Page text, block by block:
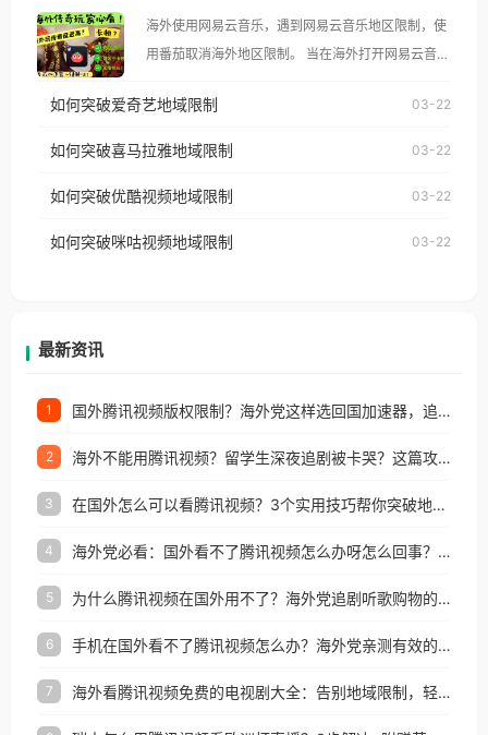
像其他音乐平台一样，出现地区及版权限制问题，且
仅能在中国大陆地区播放。 遇到这个问题的朋友们，
使用番茄回国加速器，即可解决「海外用户收听腾讯
台湾、美国、加拿大、澳大利亚、欧洲等国家和地区
权限制所困扰。
海外使用网易云音乐，遇到网易云音乐地区限制，使
用番茄取消海外地区限制。 当在海外打开网易云音
播放”的提示语。 海外用户如香港、澳门、台湾、美
国、加拿大、澳大利亚、欧洲等国家和地区时，网易
制问题，且仅能在中国大陆地区播放。 遇到这个问题
户收听网易云音乐地区版权限制」的问题，无论人在
如何突破爱奇艺地域限制 03-22
如何突破喜马拉雅地域限制 03-22
如何突破优酷视频地域限制 03-22
如何突破咪咕视频地域限制 03-22
最新资讯
1 国外腾讯视频版权限制？海外党这样选回国加速器，追剧听歌办事全搞定
2 海外不能用腾讯视频？留学生深夜追剧被卡哭？这篇攻略帮你一键回国看剧听歌
3 在国外怎么可以看腾讯视频？3个实用技巧帮你突破地域限制（附避坑指南）
4 海外党必看：国外看不了腾讯视频怎么办呀怎么回事？3步解决地区限制
5 为什么腾讯视频在国外用不了？海外党追剧听歌购物的终极解决方案
6 手机在国外看不了腾讯视频怎么办？海外党亲测有效的追剧自由指南
7 海外看腾讯视频免费的电视剧大全：告别地域限制，轻松追剧的实用指南